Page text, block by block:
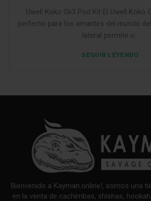
Uwell Koko Gk3 Pod Kit El Uwell Koko
perfecto para los amantes del mundo
lateral permite u...
SEGUIR LEYENDO
Bienvenido a Kayman.online!, somos una
en la venta de cachimbas, shishas,